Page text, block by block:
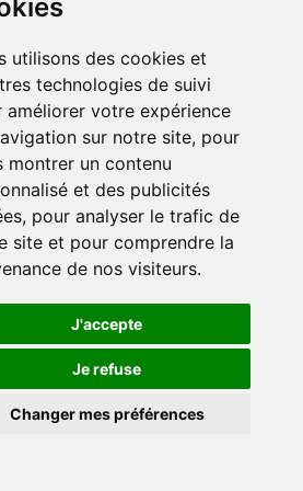
utilisons des cookies et
technologies de suivi
améliorer votre expérience
sur notre site, pour
montrer un contenu
et des publicités
pour analyser le trafic de
site et pour comprendre la
de nos visiteurs.
J'accepte
Je refuse
Changer mes préférences